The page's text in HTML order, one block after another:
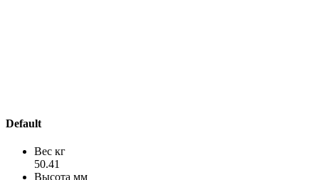
Default
Вес кг
50.41
Высота мм